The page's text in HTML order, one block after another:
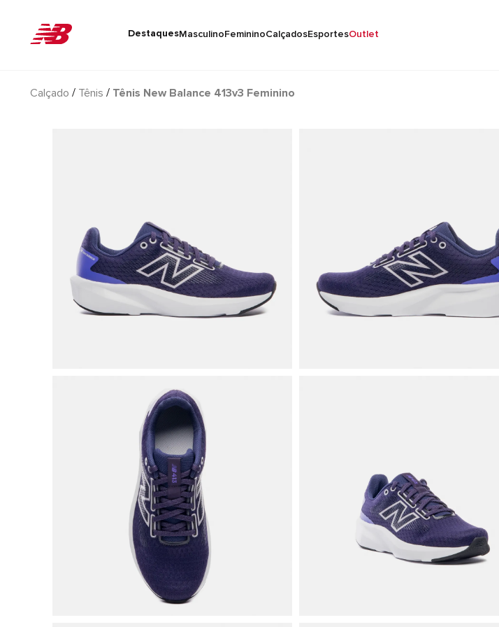
DestaquesMasculinoFemininoCalçadosEsportesOutlet
Calçado Tênis Tênis New Balance 413v3 Feminino